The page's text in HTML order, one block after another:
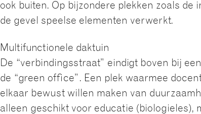
ook buiten. Op bijzondere plekken zoals de
de gevel speelse elementen verwerkt.
Multifunctionele daktuin
De “verbindingsstraat” eindigt boven bij
de “green office”. Een plek waarmee
elkaar bewust willen maken van
alleen geschikt voor educatie (biologieles),